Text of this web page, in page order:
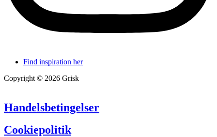
Find inspiration her
Copyright © 2026 Grisk
Handelsbetingelser
Cookiepolitik